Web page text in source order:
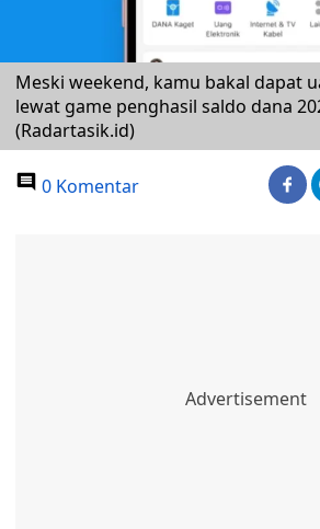
Meski weekend, kamu bakal dapat
lewat game penghasil saldo dana
(Radartasik.id)
0 Komentar